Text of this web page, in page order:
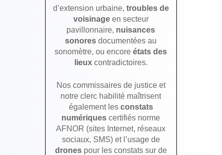
d’extension urbaine, troubles de
voisinageen secteur
pavillonnaire, nuisances
sonores documentées au
sonomètre, ou encoreétats des
lieuxcontradictoires.
Nos commissaires de justice et
notre clerc habilité maîtrisent
également les constats
numériques certifiés norme
AFNOR (sites Internet, réseaux
sociaux, SMS) et l’usage de
dronespour les constats sur de